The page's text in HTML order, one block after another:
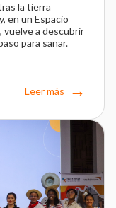
la tierra
en un Espacio
vuelve a descubrir
para sanar.
Leer más